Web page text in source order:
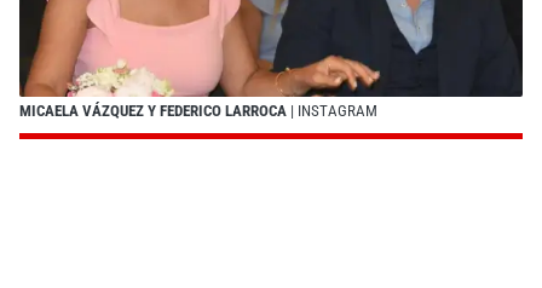
MICAELA VÁZQUEZ Y FEDERICO LARROCA | INSTAGRAM